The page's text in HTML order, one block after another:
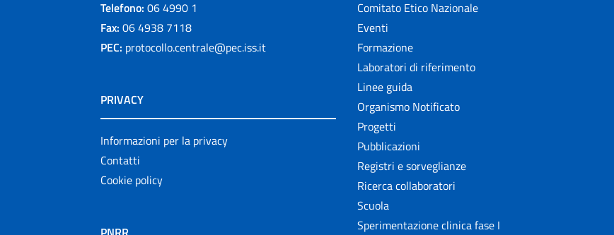
Telefono: 06 4990 1
Fax: 06 4938 7118
PEC: protocollo.centrale@pec.iss.it
PRIVACY
Informazioni per la privacy
Contatti
Cookie policy
Comitato Etico Nazionale
Eventi
Formazione
Laboratori di riferimento
Linee guida
Organismo Notificato
Progetti
Pubblicazioni
Registri e sorveglianze
Ricerca collaboratori
Scuola
Sperimentazione clinica fase I